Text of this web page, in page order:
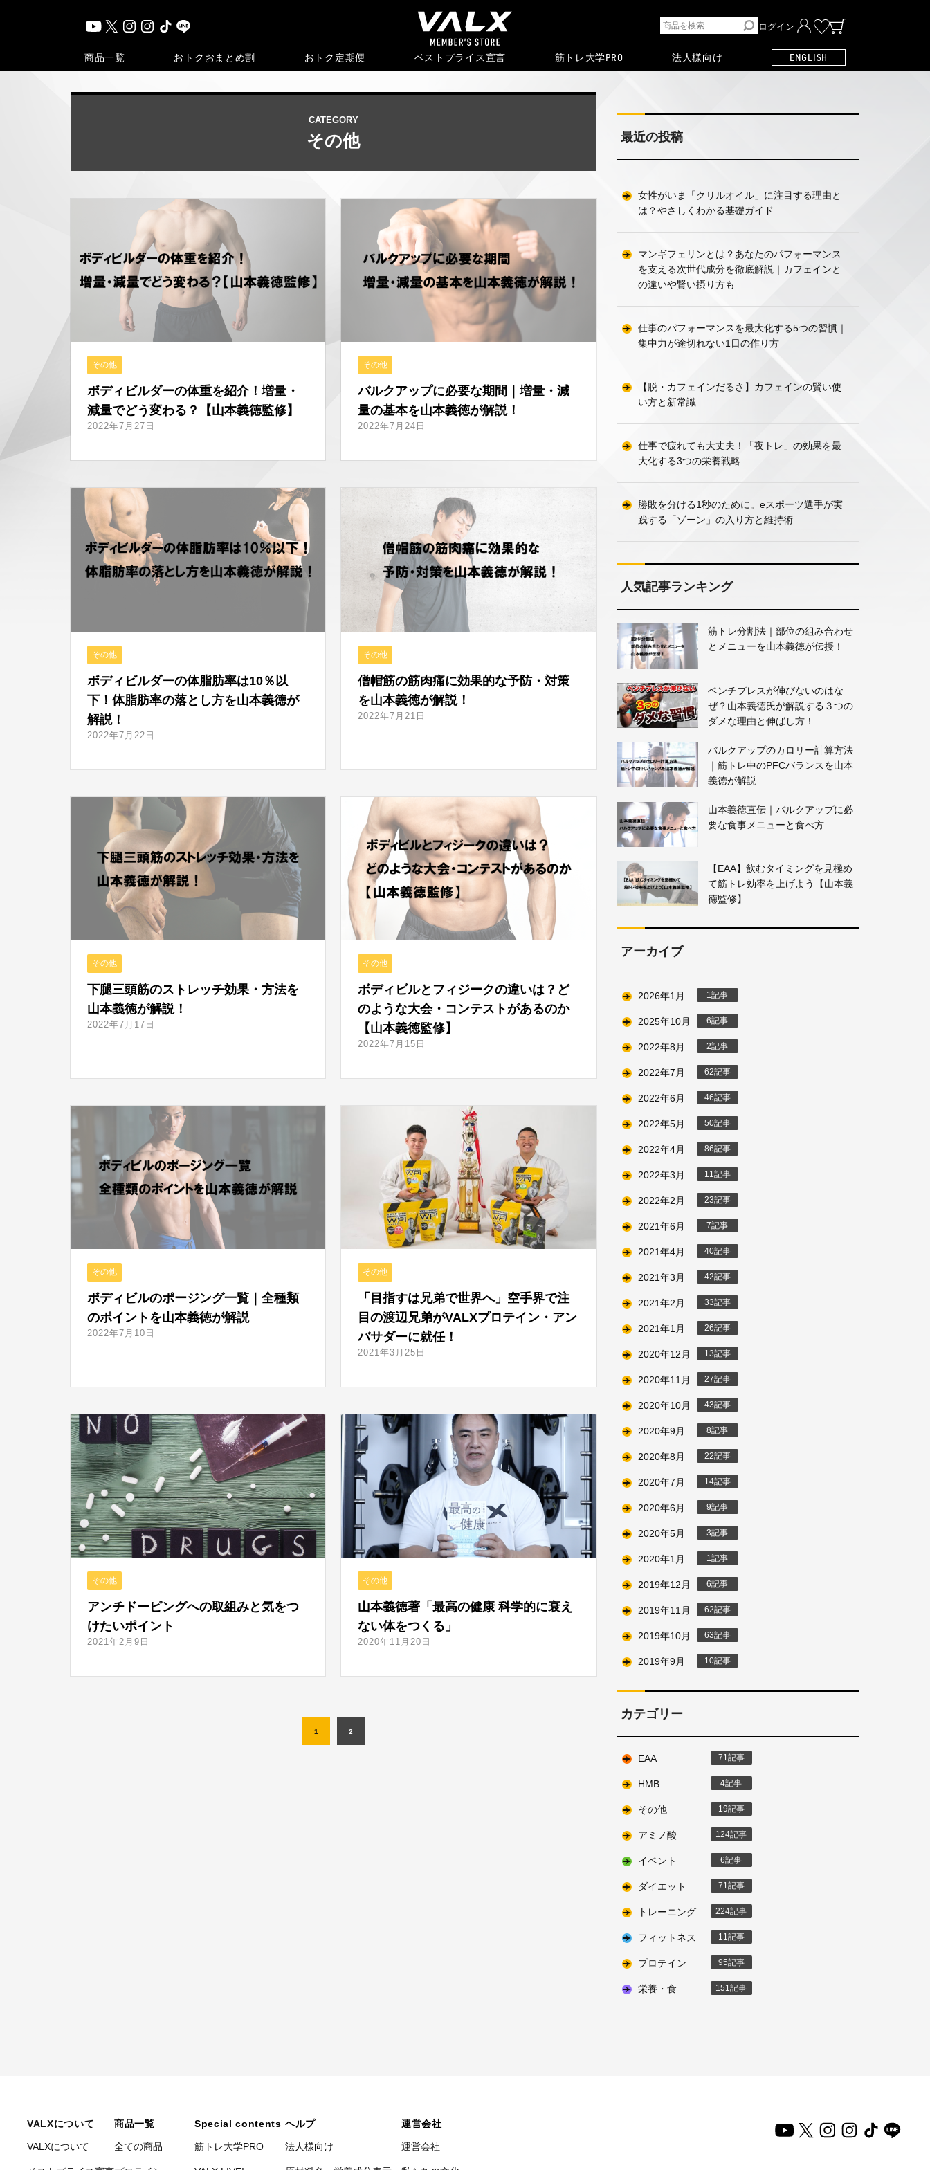
ログイン
商品一覧 おトク おまとめ割 おトク 定期便 ベストプライス宣言 筋トレ大学PRO 法人様向け ENGLISH
CATEGORY
その他
その他
ボディビルダーの体重を紹介！増量・
減量でどう変わる？【山本義徳監修】
2022年7月27日
その他
バルクアップに必要な期間｜増量・減
量の基本を山本義徳が解説！
2022年7月24日
その他
ボディビルダーの体脂肪率は10％以
下！体脂肪率の落とし方を山本義徳が
解説！
2022年7月22日
その他
僧帽筋の筋肉痛に効果的な予防・対策
を山本義徳が解説！
2022年7月21日
その他
下腿三頭筋のストレッチ効果・方法を
山本義徳が解説！
2022年7月17日
その他
ボディビルとフィジークの違いは？ど
のような大会・コンテストがあるのか
【山本義徳監修】
2022年7月15日
その他
ボディビルのポージング一覧｜全種類
のポイントを山本義徳が解説
2022年7月10日
その他
「目指すは兄弟で世界へ」空手界で注
目の渡辺兄弟がVALXプロテイン・アン
バサダーに就任！
2021年3月25日
その他
アンチドーピングへの取組みと気をつ
けたいポイント
2021年2月9日
その他
山本義徳著「最高の健康 科学的に衰え
ない体をつくる」
2020年11月20日
1 2
最近の投稿
女性がいま「クリルオイル」に注目する理由と
は？やさしくわかる基礎ガイド
マンギフェリンとは？あなたのパフォーマンス
を支える次世代成分を徹底解説｜カフェインと
の違いや賢い摂り方も
仕事のパフォーマンスを最大化する5つの習慣｜
集中力が途切れない1日の作り方
【脱・カフェインだるさ】カフェインの賢い使
い方と新常識
仕事で疲れても大丈夫！「夜トレ」の効果を最
大化する3つの栄養戦略
勝敗を分ける1秒のために。eスポーツ選手が実
践する「ゾーン」の入り方と維持術
人気記事ランキング
筋トレ分割法｜部位の組み合わせ
とメニューを山本義徳が伝授！
ベンチプレスが伸びないのはな
ぜ？山本義徳氏が解説する３つの
ダメな理由と伸ばし方！
バルクアップのカロリー計算方法
｜筋トレ中のPFCバランスを山本
義徳が解説
山本義徳直伝｜バルクアップに必
要な食事メニューと食べ方
【EAA】飲むタイミングを見極め
て筋トレ効率を上げよう【山本義
徳監修】
アーカイブ
2026年1月 1
2025年10月 6
2022年8月 2
2022年7月 62
2022年6月 46
2022年5月 50
2022年4月 86
2022年3月 11
2022年2月 23
2021年6月 7
2021年4月 40
2021年3月 42
2021年2月 33
2021年1月 26
2020年12月 13
2020年11月 27
2020年10月 43
2020年9月 8
2020年8月 22
2020年7月 14
2020年6月 9
2020年5月 3
2020年1月 1
2019年12月 6
2019年11月 62
2019年10月 63
2019年9月 10
カテゴリー
EAA 71
HMB 4
その他 19
アミノ酸 124
イベント 6
ダイエット 71
トレーニング 224
フィットネス 11
プロテイン 95
栄養・食 151
VALXについて
VALXについて
商品一覧
全ての商品
Special contents
筋トレ大学PRO
ヘルプ
法人様向け
運営会社
運営会社